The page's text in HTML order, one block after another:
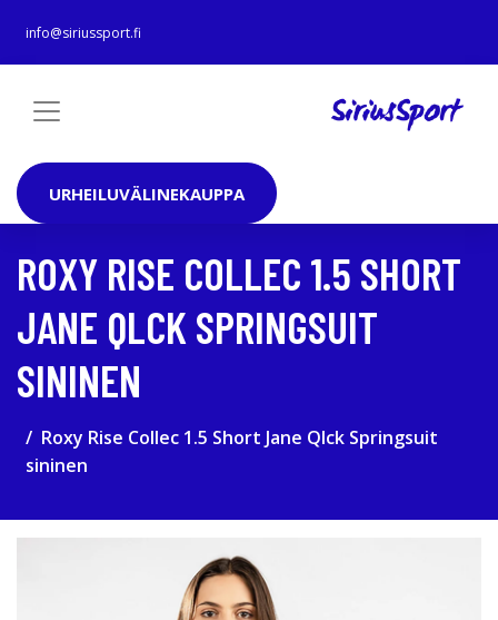
info@siriussport.fi
URHEILUVÄLINEKAUPPA
ROXY RISE COLLEC 1.5 SHORT
JANE QLCK SPRINGSUIT
SININEN
Roxy Rise Collec 1.5 Short Jane Qlck Springsuit
sininen